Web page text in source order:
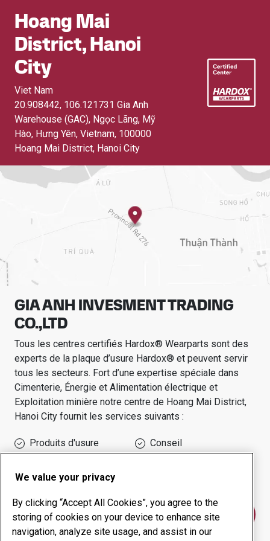
Hoang Mai
District, Hanoi
City
Viet Nam
20.908442, 106.121731 Gia Anh
Warehouse (GAC), Ngọc Lãng, Mỹ
Hào, Hưng Yên, Vietnam, 100000
Hoang Mai District, Hanoi City
GIA ANH INVESMENT TRADING
CO.,LTD
Tous les centres certifiés Hardox® Wearparts sont des
experts de la plaque d’usure Hardox® et peuvent servir
tous les secteurs. Fort d’une expertise spéciale dans
Cimenterie, Énergie et Alimentation électrique et
Exploitation minière notre centre de Hoang Mai District,
Hanoi City fournit les services suivants :
Produits d'usure
Conseil
disponibilité
Contactez-nous
We value your privacy
By clicking “Accept All Cookies”, you agree to the
storing of cookies on your device to enhance site
navigation, analyze site usage, and assist in our